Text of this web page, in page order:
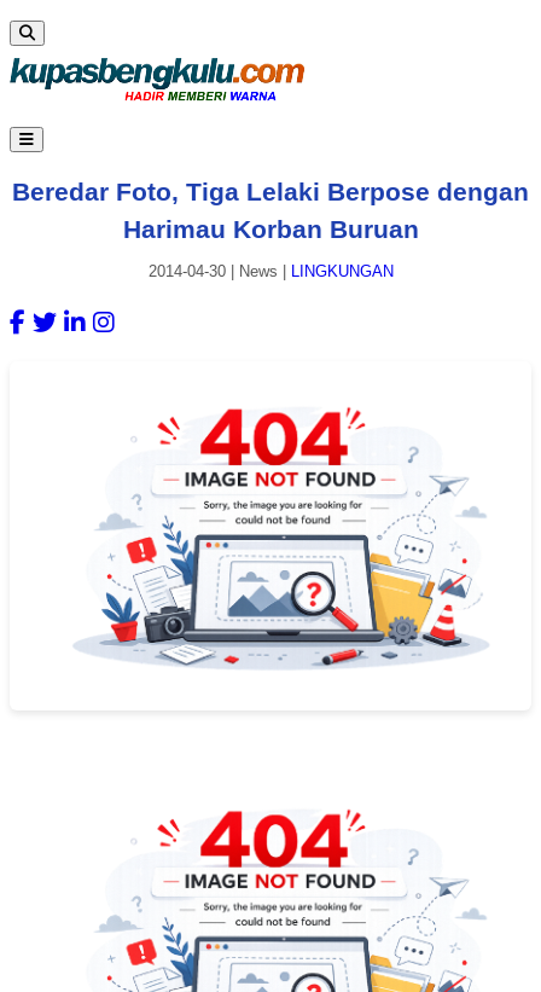
Beredar Foto, Tiga Lelaki Berpose dengan
Harimau Korban Buruan
2014-04-30| News LINGKUNGAN